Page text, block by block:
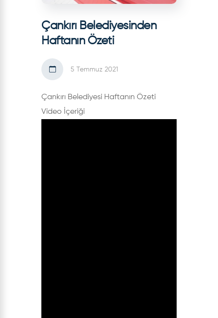
Çankırı Belediyesinden
Haftanın Özeti
5 Temmuz 2021
Çankırı Belediyesi Haftanın Özeti
Video İçeriği